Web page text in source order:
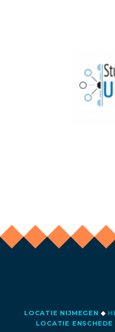
LOCATIE NIJMEGEN ◆
LOCATIE ENSCHEDE